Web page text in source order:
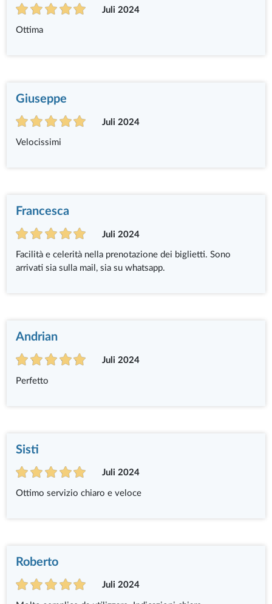
Juli 2024
Ottima
Giuseppe
Juli 2024
Velocissimi
Francesca
Juli 2024
Facilità e celerità nella prenotazione dei biglietti. Sono
arrivati sia sulla mail, sia su whatsapp.
Andrian
Juli 2024
Perfetto
Sisti
Juli 2024
Ottimo servizio chiaro e veloce
Roberto
Juli 2024